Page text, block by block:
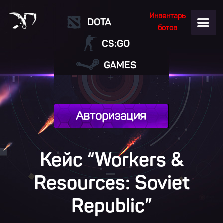
Инвентарь
ботов
DOTA
CS:GO
GAMES
Авторизация
Кейс “Workers &
Resources: Soviet
Republic”